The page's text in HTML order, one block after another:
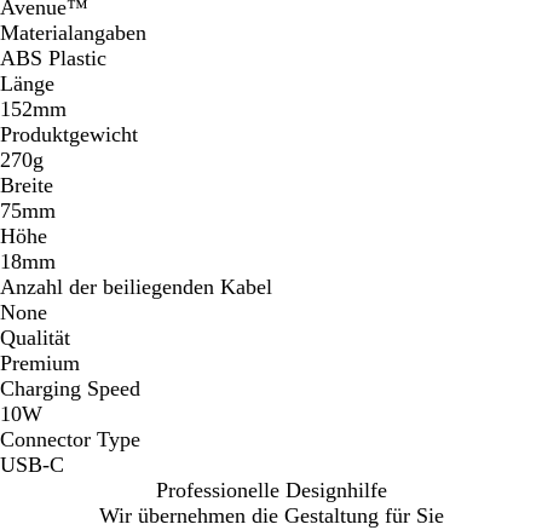
Avenue™
Materialangaben
ABS Plastic
Länge
152mm
Produktgewicht
270g
Breite
75mm
Höhe
18mm
Anzahl der beiliegenden Kabel
None
Qualität
Premium
Charging Speed
10W
Connector Type
USB-C
Professionelle Designhilfe
Wir übernehmen die Gestaltung für Sie